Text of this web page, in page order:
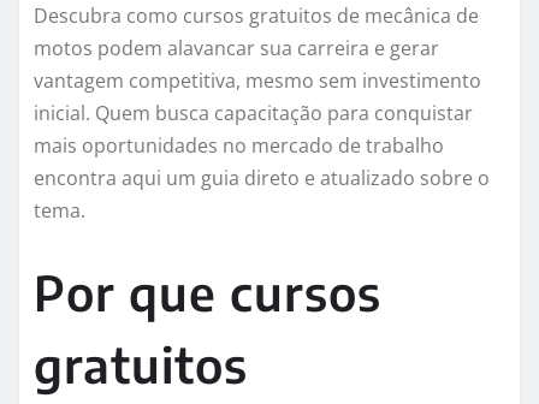
Descubra como cursos gratuitos de mecânica de
motos podem alavancar sua carreira e gerar
vantagem competitiva, mesmo sem investimento
inicial. Quem busca capacitação para conquistar
mais oportunidades no mercado de trabalho
encontra aqui um guia direto e atualizado sobre o
tema.
Por que cursos
gratuitos